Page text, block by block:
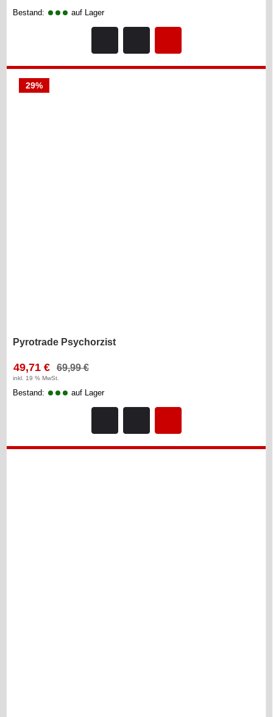
Bestand: auf Lager
Pyrotrade Psychorzist
49,71 € 69,99 €
29%
inkl. 19 % MwSt.
Bestand: auf Lager